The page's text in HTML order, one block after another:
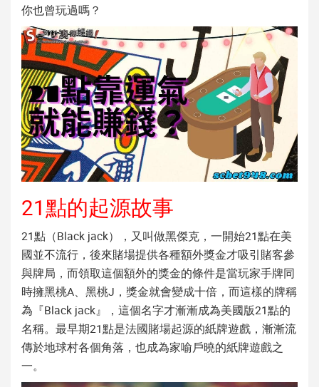
你也曾玩過嗎？
21點的起源故事
21點（Black jack），又叫做黑傑克，一開始21點在美
國並不流行，後來賭場提供各種額外獎金才吸引賭客參
與牌局，而領取這個額外的獎金的條件是當玩家手牌同
時擁黑桃A、黑桃J，獎金就會變成十倍，而這樣的牌稱
為『Black jack』，這個名字才漸漸成為美國版21點的
名稱。最早期21點是法國賭場起源的紙牌遊戲，漸漸流
傳於地球村各個角落，也成為家喻戶曉的紙牌遊戲之
一。